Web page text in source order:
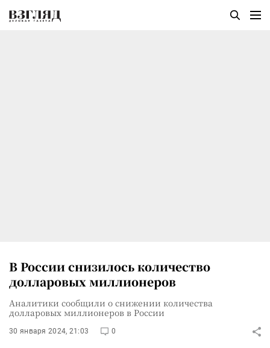
В России снизилось количество
долларовых миллионеров
Аналитики сообщили о снижении количества
долларовых миллионеров в России
30 января 2024, 21:03 0